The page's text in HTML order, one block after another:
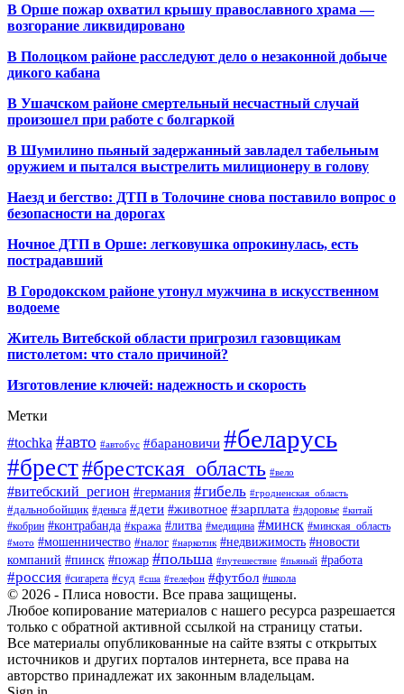
В Орше пожар охватил крышу православного храма —
возгорание ликвидировано
В Полоцком районе расследуют дело о незаконной добыче
дикого кабана
В Ушачском районе смертельный несчастный случай
произошел при работе с болгаркой
В Шумилино пьяный задержанный завладел табельным
оружием и пытался выстрелить милиционеру в голову
Наезд и бегство: ДТП в Толочине снова поставило вопрос о
безопасности на дорогах
Ночное ДТП в Орше: легковушка опрокинулась, есть
пострадавший
В Городокском районе утонул мужчина в искусственном
водоеме
Житель Витебской области пригрозил газовщикам
пистолетом: что стало причиной?
Изготовление ключей: надежность и скорость
Метки
#tochka #авто #автобус #барановичи #беларусь
#брест#брестская_область #вело
#витебский_регион #германия #гибель #гродненская_область
#дальнобойщик #деньга #дети #животное #зарплата #здоровье #китай
#кобрин #контрабанда #кража #литва #медицина #минск #минская_область
#мото #мошенничество #налог #наркотик #недвижимость #новости
компаний #пинск #пожар #польша #путешествие #пьяный #работа
#россия #сигарета #суд #сша #телефон #футбол #школа
© 2026 - Плиса новости. Все права защищены.
Любое копирование материалов с нашего ресурса разрешается
только с обратной активной ссылкой на страницу статьи.
Все материалы опубликованные на сайте взяты с открытых
источников и других порталов интернета, все права на
авторство принадлежат их законным владельцам.